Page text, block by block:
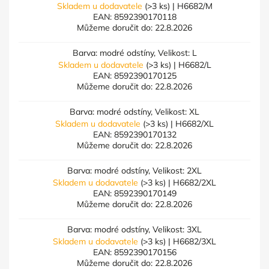
Skladem u dodavatele (>3 ks) | H6682/M
EAN: 8592390170118
Můžeme doručit do: 22.8.2026
Barva: modré odstíny, Velikost: L
Skladem u dodavatele (>3 ks) | H6682/L
EAN: 8592390170125
Můžeme doručit do: 22.8.2026
Barva: modré odstíny, Velikost: XL
Skladem u dodavatele (>3 ks) | H6682/XL
EAN: 8592390170132
Můžeme doručit do: 22.8.2026
Barva: modré odstíny, Velikost: 2XL
Skladem u dodavatele (>3 ks) | H6682/2XL
EAN: 8592390170149
Můžeme doručit do: 22.8.2026
Barva: modré odstíny, Velikost: 3XL
Skladem u dodavatele (>3 ks) | H6682/3XL
EAN: 8592390170156
Můžeme doručit do: 22.8.2026